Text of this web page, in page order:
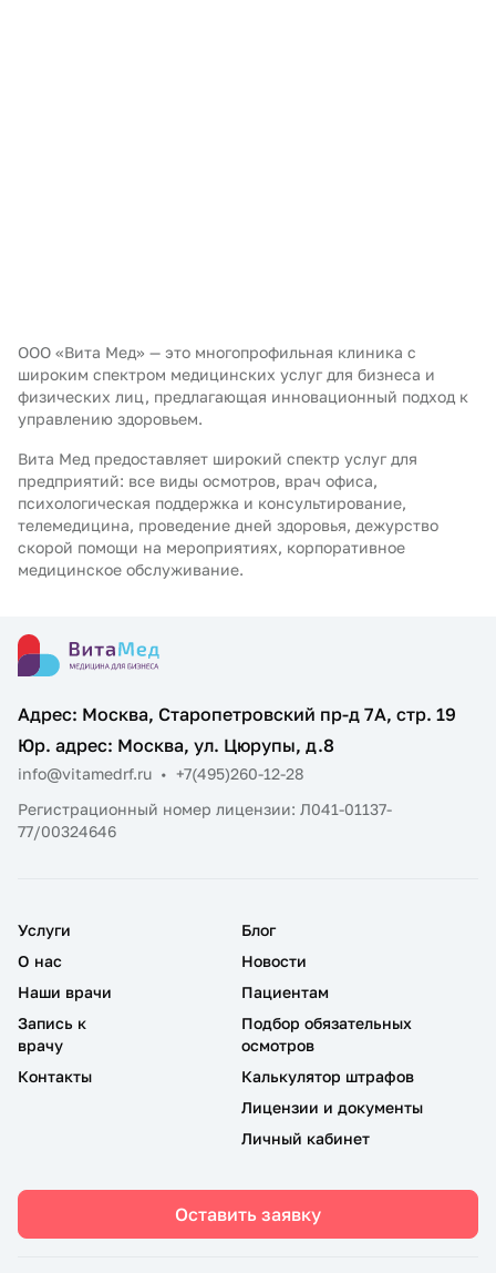
ООО «Вита Мед» — это многопрофильная клиника с
широким спектром медицинских услуг для бизнеса и
физических лиц, предлагающая инновационный подход к
управлению здоровьем.
Вита Мед предоставляет широкий спектр услуг для
предприятий: все виды осмотров, врач офиса,
психологическая поддержка и консультирование,
телемедицина, проведение дней здоровья, дежурство
скорой помощи на мероприятиях, корпоративное
медицинское обслуживание.
Адрес: Москва, Старопетровский пр-д 7А, стр. 19
Юр. адрес: Москва, ул. Цюрупы, д.8
info@vitamedrf.ru • +7(495)260-12-28
Регистрационный номер лицензии: Л041-01137-
77/00324646
Услуги
О нас
Наши врачи
Запись к
врачу
Контакты
Блог
Новости
Пациентам
Подбор обязательных
осмотров
Калькулятор штрафов
Лицензии и документы
Личный кабинет
Оставить заявку